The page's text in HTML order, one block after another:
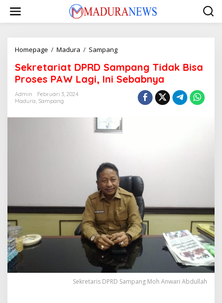
konten
Homepage / Madura / SampangSekretariat
Sampang
Tidak
Bisa
Proses
Ini
Sebabnya
Sekretariat DPRD Sampang Tidak Bisa
Proses PAW Lagi, Ini Sebabnya
Admin
Februari 3, 2024
Madura, Sampang
Sekretaris DPRD Sampang Moh Anwari Abdullah